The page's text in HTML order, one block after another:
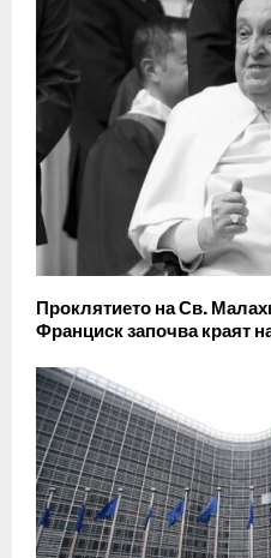
Проклятието на Св.
Франциск започва краят